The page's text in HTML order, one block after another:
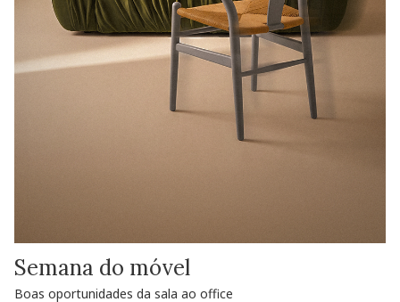
Semana do móvel
Boas oportunidades da sala ao office